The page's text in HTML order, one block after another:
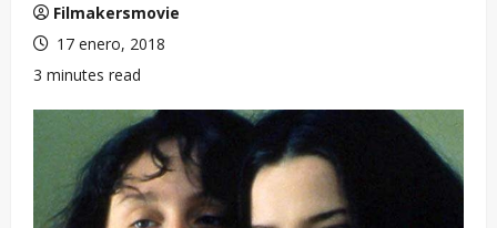
Filmakersmovie
17 enero, 2018
3 minutes read